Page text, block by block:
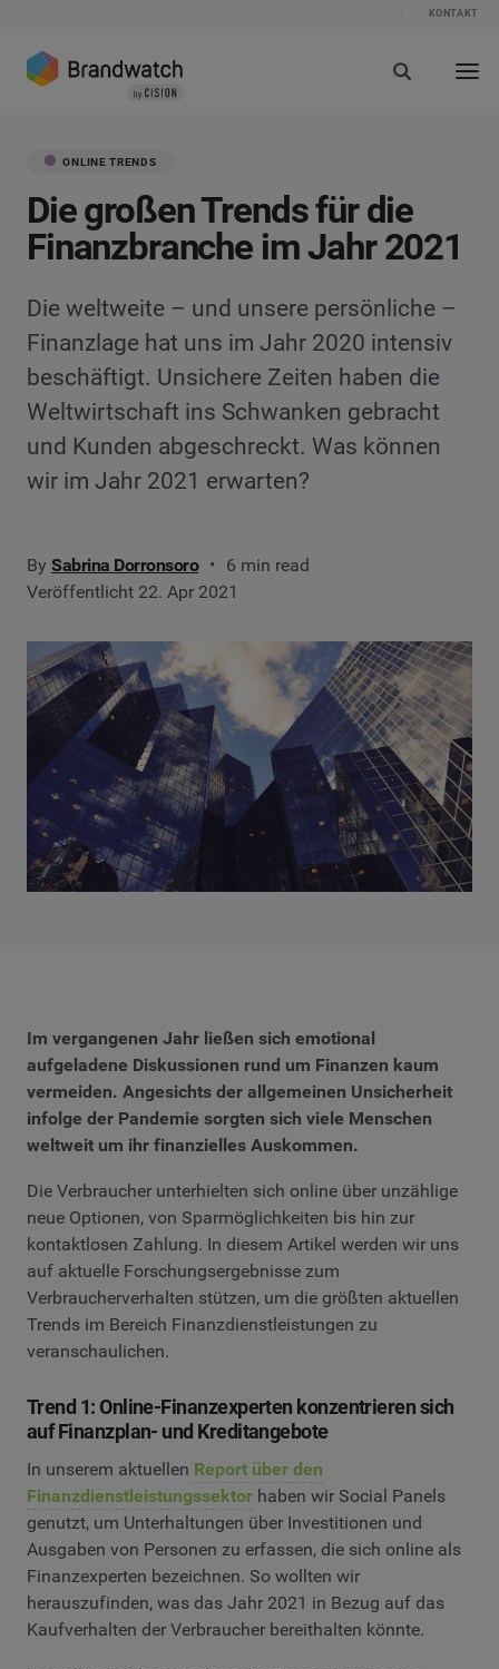
KONTAKT
ONLINE TRENDS
Die großen Trends für die
Finanzbranche im Jahr 2021
Die weltweite – und unsere persönliche –
Finanzlage hat uns im Jahr 2020 intensiv
beschäftigt. Unsichere Zeiten haben die
Weltwirtschaft ins Schwanken gebracht
und Kunden abgeschreckt. Was können
wir im Jahr 2021 erwarten?
By Sabrina Dorronsoro
6 min read
Veröffentlicht 22. Apr 2021
Im vergangenen Jahr ließen sich emotional
aufgeladene Diskussionen rund um Finanzen kaum
vermeiden. Angesichts der allgemeinen Unsicherheit
infolge der Pandemie sorgten sich viele Menschen
weltweit um ihr finanzielles Auskommen.
Die Verbraucher unterhielten sich online über unzählige
neue Optionen, von Sparmöglichkeiten bis hin zur
kontaktlosen Zahlung. In diesem Artikel werden wir uns
auf aktuelle Forschungsergebnisse zum
Verbraucherverhalten stützen, um die größten aktuellen
Trends im Bereich Finanzdienstleistungen zu
veranschaulichen.
Trend 1: Online-Finanzexperten konzentrieren sich
auf Finanzplan- und Kreditangebote
In unserem aktuellen Report über den
Finanzdienstleistungssektor haben wir Social Panels
genutzt, um Unterhaltungen über Investitionen und
Ausgaben von Personen zu erfassen, die sich online als
Finanzexperten bezeichnen. So wollten wir
herauszufinden, was das Jahr 2021 in Bezug auf das
Kaufverhalten der Verbraucher bereithalten könnte.